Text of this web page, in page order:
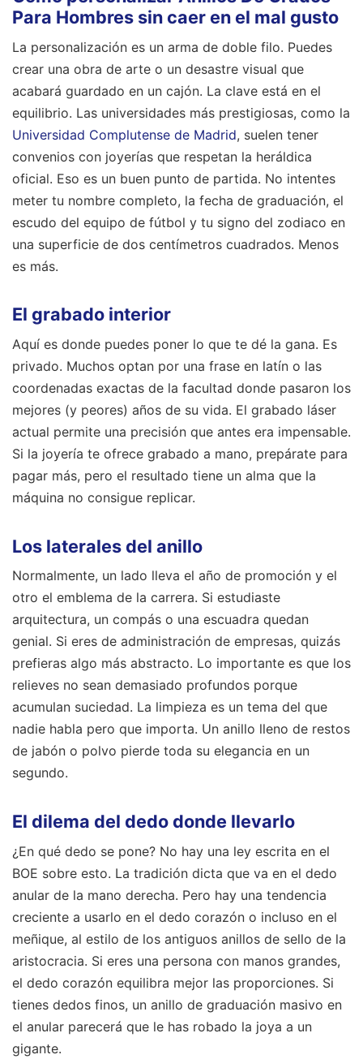
Para Hombres sin caer en el mal gusto
La personalización es un arma de doble filo. Puedes
crear una obra de arte o un desastre visual que
acabará guardado en un cajón. La clave está en el
equilibrio. Las universidades más prestigiosas, como la
Universidad Complutense de Madrid, suelen tener
convenios con joyerías que respetan la heráldica
oficial. Eso es un buen punto de partida. No intentes
meter tu nombre completo, la fecha de graduación, el
escudo del equipo de fútbol y tu signo del zodiaco en
una superficie de dos centímetros cuadrados. Menos
es más.
El grabado interior
Aquí es donde puedes poner lo que te dé la gana. Es
privado. Muchos optan por una frase en latín o las
coordenadas exactas de la facultad donde pasaron los
mejores (y peores) años de su vida. El grabado láser
actual permite una precisión que antes era impensable.
Si la joyería te ofrece grabado a mano, prepárate para
pagar más, pero el resultado tiene un alma que la
máquina no consigue replicar.
Los laterales del anillo
Normalmente, un lado lleva el año de promoción y el
otro el emblema de la carrera. Si estudiaste
arquitectura, un compás o una escuadra quedan
genial. Si eres de administración de empresas, quizás
prefieras algo más abstracto. Lo importante es que los
relieves no sean demasiado profundos porque
acumulan suciedad. La limpieza es un tema del que
nadie habla pero que importa. Un anillo lleno de restos
de jabón o polvo pierde toda su elegancia en un
segundo.
El dilema del dedo donde llevarlo
¿En qué dedo se pone? No hay una ley escrita en el
BOE sobre esto. La tradición dicta que va en el dedo
anular de la mano derecha. Pero hay una tendencia
creciente a usarlo en el dedo corazón o incluso en el
meñique, al estilo de los antiguos anillos de sello de la
aristocracia. Si eres una persona con manos grandes,
el dedo corazón equilibra mejor las proporciones. Si
tienes dedos finos, un anillo de graduación masivo en
el anular parecerá que le has robado la joya a un
gigante.